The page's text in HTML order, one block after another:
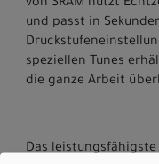
von SRAM nutzt
und passt in
speziellen Tunes
die ganze Arbeit
Das leistungsfähigste